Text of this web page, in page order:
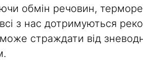
обмін речовин,
з нас дотримуються
може страждати від